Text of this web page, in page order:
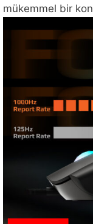
mükemmel bir